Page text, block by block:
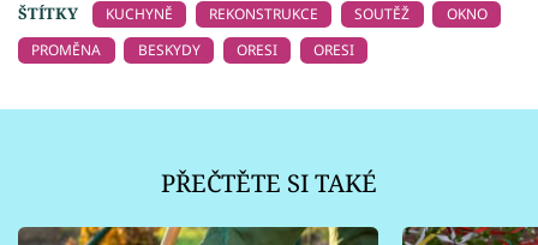
ŠTÍTKY
KUCHYNĚ REKONSTRUKCE SOUTĚŽ
OKNO
PROMĚNA
BESKYDY ORESI ORESI
PŘEČTĚTE SI TAKÉ